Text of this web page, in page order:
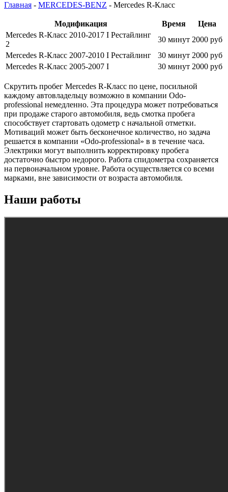
Главная - MERCEDES-BENZ - Mercedes R-Класс
Модификация Время
Цена
Mercedes R-Класс 2010-2017 I Рестайлинг
2
30 минут 2000 руб
Mercedes R-Класс 2007-2010 I Рестайлинг
30 минут 2000 руб
Mercedes R-Класс 2005-2007 I
30 минут 2000 руб
Скрутить пробег Mercedes R-Класс по цене, посильной
каждому автовладельцу возможно в компании Odo-
professional немедленно. Эта процедура может потребоваться
при продаже старого автомобиля, ведь смотка пробега
способствует стартовать одометр с начальной отметки.
Мотиваций может быть бесконечное количество, но задача
решается в компании «Odo-professional» в в течение часа.
Электрики могут выполнить корректировку пробега
достаточно быстро недорого. Работа спидометра сохраняется
на первоначальном уровне. Работа осуществляется со всеми
марками, вне зависимости от возраста автомобиля.
Наши работы